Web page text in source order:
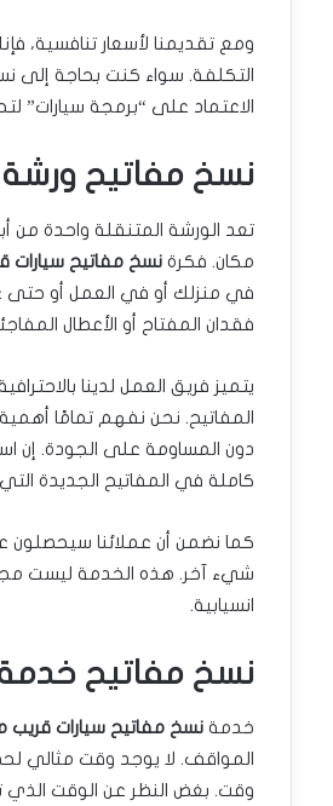
ومع تقديمنا لأسعار تنافسية،
التكلفة. سواء كنت بحاجة إلى
الاعتماد على “برمجة سيارات”
نسخ مفاتيح ورشة
تعد الورشة المتنقلة واحدة
مكان. فكرة نسخ مفاتيح
في منزلك أو في العمل أو حتى
فقدان المفتاح أو الأعطال
يتميز فريق العمل لدينا
المفاتيح. نحن نفهم تمامًا
دون المساومة على الجودة. إن
كاملة في المفاتيح الجديدة
كما نضمن أن عملائنا سيحصلون
شيء آخر. هذه الخدمة ليست
انسيابية.
نسخ مفاتيح خدمة 24 ساعة: دائمًا هنا لتلبية
خدمة نسخ مفاتيح سيارات قريب
المواقف. لا يوجد وقت مثالي
وقت. بغض النظر عن الوقت الذي